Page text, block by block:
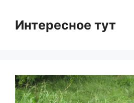
contentИнтересное тут